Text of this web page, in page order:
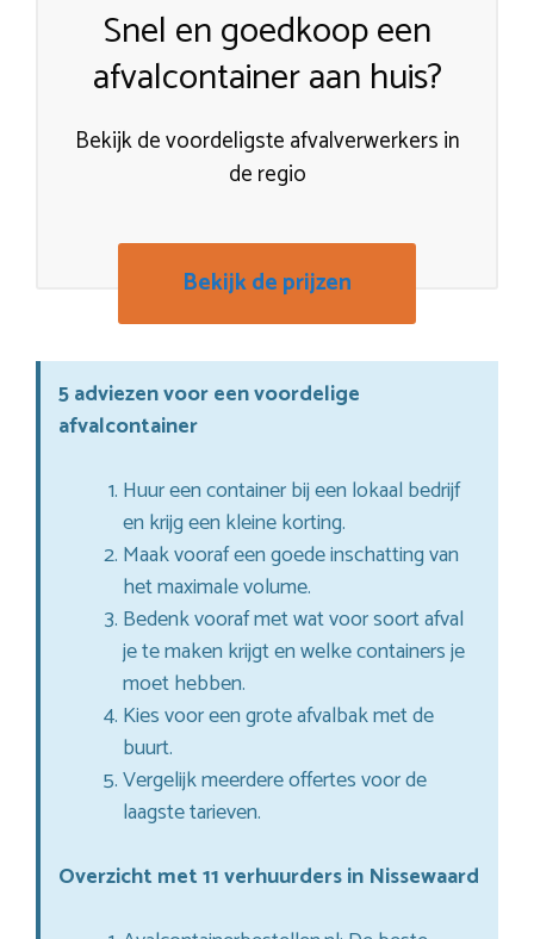
Snel en goedkoop een
afvalcontainer aan huis?
Bekijk de voordeligste afvalverwerkers in
de regio
Bekijk de prijzen
5 adviezen voor een voordelige
afvalcontainer
Huur een container bij een lokaal bedrijf
en krijg een kleine korting.
Maak vooraf een goede inschatting van
het maximale volume.
Bedenk vooraf met wat voor soort afval
je te maken krijgt en welke containers je
moet hebben.
Kies voor een grote afvalbak met de
buurt.
Vergelijk meerdere offertes voor de
laagste tarieven.
Overzicht met 11 verhuurders in Nissewaard